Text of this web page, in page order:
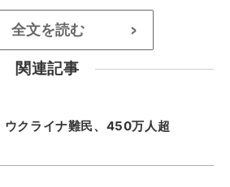
全文を読む >
関連記事
ウクライナ難民、450万人超